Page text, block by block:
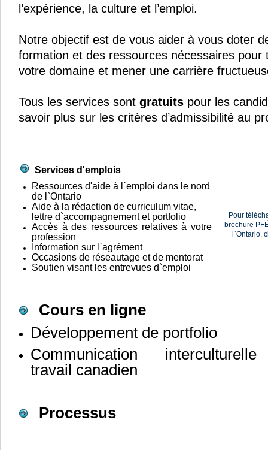
l’expérience, la culture et l’emploi.
Notre objectif est de vous aider à vous doter
formation et des ressources nécessaires pour
votre domaine et mener une carrière
Tous les services sont gratuits pour les
savoir plus sur les critères d’admissibilité au
Services d'emplois
Ressources d'aide à l`emploi dans le nord
de l`Ontario
Aide à la rédaction de curriculum vitae,
lettre d`accompagnement et portfolio
Accès à des ressources relatives à votre
profession
Information sur l`agrément
Occasions de réseautage et de mentorat
Soutien visant les entrevues d`emploi
Pour
brochure PF
l`Ontario,
Cours en ligne
Développement de portfolio
Communication
travail canadien
Processus